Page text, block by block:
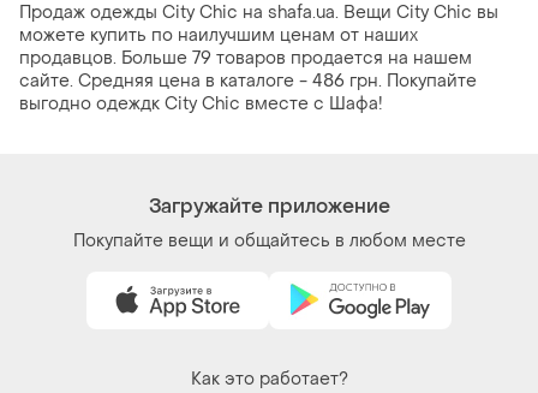
Продаж одежды City Chic на shafa.ua. Вещи City Chic вы
можете купить по наилучшим ценам от наших
продавцов. Больше 79 товаров продается на нашем
сайте. Средняя цена в каталоге - 486 грн. Покупайте
выгодно одеждк City Chic вместе с Шафа!
Загружайте приложение
Покупайте вещи и общайтесь в любом месте
Как это работает?